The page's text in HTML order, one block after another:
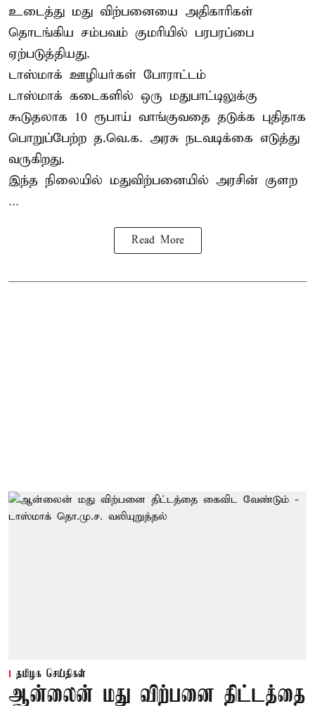
உடைத்து மது விற்பனையை அதிகாரிகள்
தொடங்கிய சம்பவம் குமரியில் பரபரப்பை
ஏற்படுத்தியது.
டாஸ்மாக் ஊழியர்கள் போராட்டம்
டாஸ்மாக் கடைகளில் ஒரு மதுபாட்டிலுக்கு
கூடுதலாக 10 ரூபாய் வாங்குவதை தடுக்க புதிதாக
பொறுப்பேற்ற த.வெ.க. அரசு நடவடிக்கை எடுத்து
வருகிறது.
இந்த நிலையில் மதுவிற்பனையில் அரசின் குளற
...
Read More
தமிழக செய்திகள்
ஆன்லைன் மது விற்பனை திட்டத்தை